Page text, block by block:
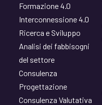
Formazione 4.0
Interconnessione 4.0
Ricerca e Sviluppo
Analisi dei fabbisogni
del settore
Consulenza
Progettazione
Consulenza Valutativa